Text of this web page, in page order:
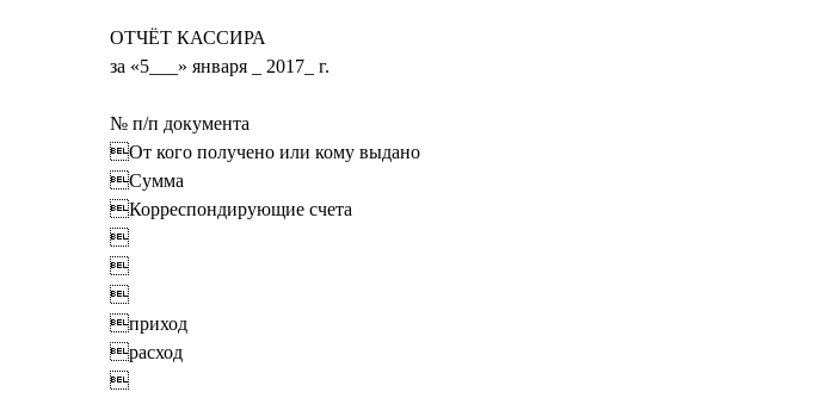
ОТЧЁТ КАССИРА
за «5___» января _ 2017_ г.
№ п/п документа
От кого получено или кому выдано
Сумма
Корреспондирующие счета



приход
расход
